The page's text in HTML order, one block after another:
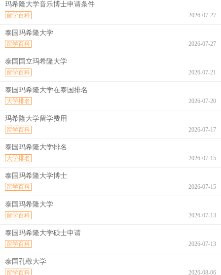
玛希隆大学音乐博士申请条件
2026-07-27
留学百科
泰国玛希隆大学
2026-07-27
留学百科
泰国国立玛希隆大学
2026-07-21
留学百科
泰国玛希隆大学在泰国排名
2026-07-20
大学排名
玛希隆大学留学费用
2026-07-17
留学百科
泰国玛希隆大学排名
2026-07-15
大学排名
泰国玛希隆大学博士
2026-07-15
留学百科
泰国玛希隆大学
2026-07-13
留学百科
泰国玛希隆大学硕士申请
2026-07-13
留学百科
泰国孔敬大学
2026-08-06
留学百科